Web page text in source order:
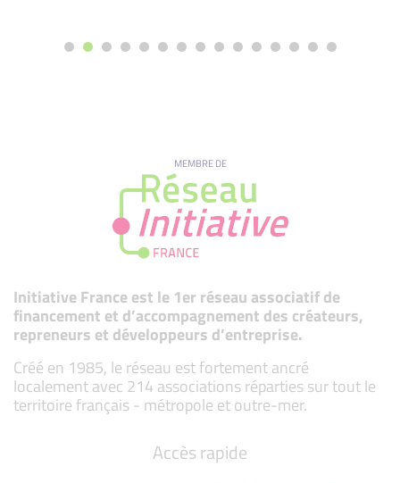
MEMBRE DE
Initiative France est le 1er réseau associatif de
financement et d’accompagnement des créateurs,
repreneurs et développeurs d’entreprise.
Créé en 1985, le réseau est fortement ancré
localement avec 214 associations réparties sur tout le
territoire français - métropole et outre-mer.
Accès rapide